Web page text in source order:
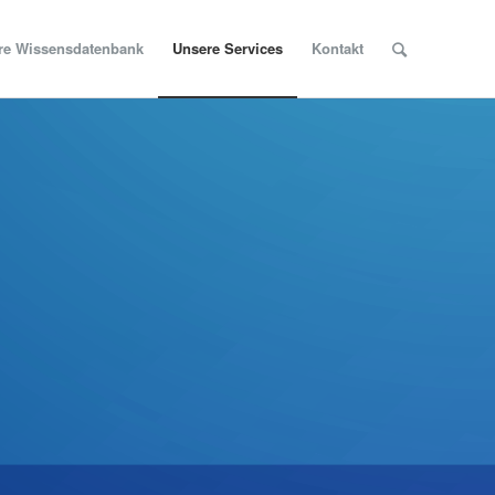
Wissensdatenbank Unsere Services Kontakt